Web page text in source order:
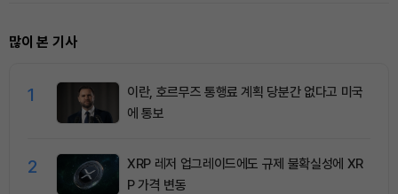
많이 본 기사
1
이란, 호르무즈 통행료 계획 당분간 없다고 미국
에 통보
2
XRP 레저 업그레이드에도 규제 불확실성에 XR
P 가격 변동